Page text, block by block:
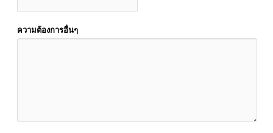
ความต้องการอื่นๆ